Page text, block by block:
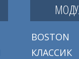
BOSTON
КЛАССИК